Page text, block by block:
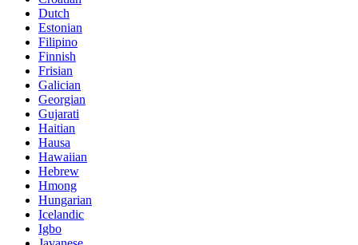
Dutch
Estonian
Filipino
Finnish
Frisian
Galician
Georgian
Gujarati
Haitian
Hausa
Hawaiian
Hebrew
Hmong
Hungarian
Icelandic
Igbo